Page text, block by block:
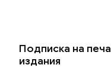
Подписка на
издания